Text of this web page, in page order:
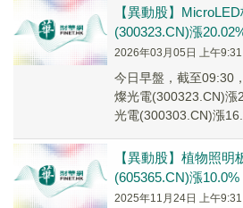
【異動股】
(300323.CN)漲
2026年03月05日 上午9:31
今日早盤，截至09:30
燦光電(300323.CN)漲
光電(300303.CN)漲
【異動股】植物照
(605365.CN)漲10.0%
2025年11月24日 上午9:31